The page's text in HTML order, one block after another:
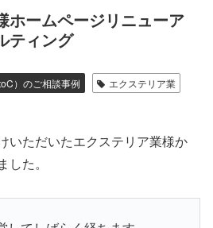
ホームページリニューア
ティング
）のご相談事例
エクステリア業
いただいたエクステリア業様か
た。